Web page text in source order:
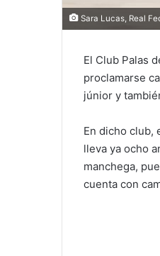
Sara Lucas, Real
El Club Palas
proclamarse
júnior y
En dicho club,
lleva ya ocho
manchega,
cuenta con